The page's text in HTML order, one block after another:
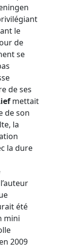
le
de
se
de ses
mettait
de son
la
la dure
été
mini
2009